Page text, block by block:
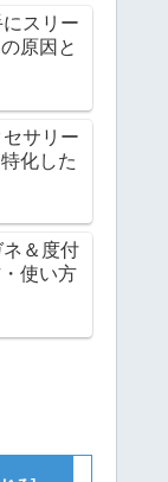
スリー
原因と
サリー
化した
ネ＆度付
使い方